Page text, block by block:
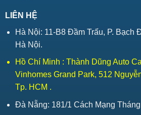
LIÊN HỆ
Hà Nội: 11-B8 Đầm Trấu, P. Bạch
Hà Nội.
Hồ Chí Minh : Thành Dũng Auto
Vinhomes Grand Park, 512
Tp. HCM .
Đà Nẵng: 181/1 Cách Mạng